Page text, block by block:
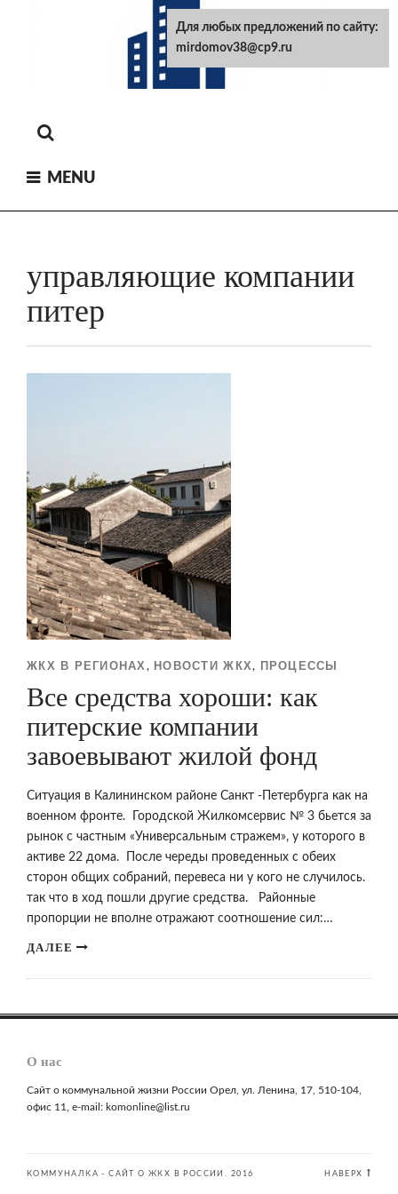
MENU
управляющие компании
питер
ЖКХ В РЕГИОНАХ, НОВОСТИ ЖКХ, ПРОЦЕССЫ
Все средства хороши: как
питерские компании
завоевывают жилой фонд
Ситуация в Калининском районе Санкт -Петербурга как на
военном фронте. Городской Жилкомсервис № 3 бьется за
рынок с частным «Универсальным стражем», у которого в
активе 22 дома. После череды проведенных с обеих
сторон общих собраний, перевеса ни у кого не случилось.
так что в ход пошли другие средства. Районные
пропорции не вполне отражают соотношение сил:…
ДАЛЕЕ
О нас
Сайт о коммунальной жизни России Орел, ул. Ленина, 17, 510-104,
офис 11, e-mail: komonline@list.ru
КОММУНАЛКА - САЙТ О ЖКХ В РОССИИ. 2016 НАВЕРХ
Для любых предложений по сайту:
mirdomov38@cp9.ru